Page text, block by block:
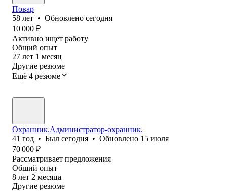
Повар
58 лет • Обновлено сегодня
10 000 ₽
Активно ищет работу
Общий опыт
27 лет 1 месяц
Другие резюме
Ещё 4 резюме
Охранник.Администратор-охранник.
41 год • Был сегодня • Обновлено 15 июля
70 000 ₽
Рассматривает предложения
Общий опыт
8 лет 2 месяца
Другие резюме